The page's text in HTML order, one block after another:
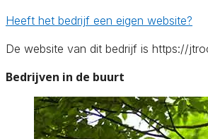
Heeft het bedrijf een eigen website?
De website van dit bedrijf is https://
Bedrijven in de buurt